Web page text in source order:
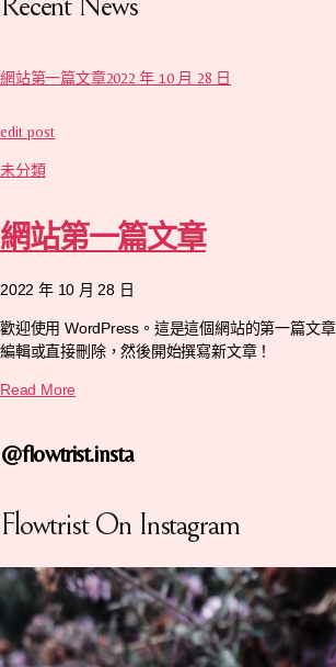
網站第一篇文章2022 年 10 月 28 日
edit post
未分類
網站第一篇文章
2022 年 10 月 28 日
歡迎使用 WordPress。這是這個網站的第一篇文
編輯或直接刪除，然後開始撰寫新文章！
Read More
@flowtrist.insta
Flowtrist On Instagram